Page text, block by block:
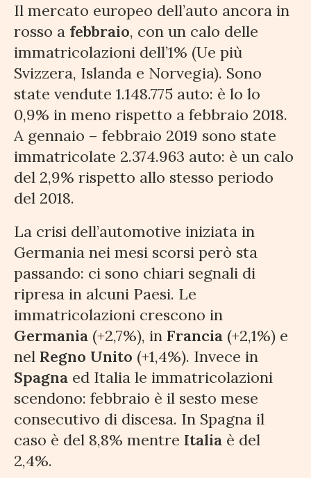
Il mercato europeo dell’auto ancora in
rosso a febbraio, con un calo delle
immatricolazioni dell’1% (Ue più
Svizzera, Islanda e Norvegia). Sono
state vendute 1.148.775 auto: è lo lo
0,9% in meno rispetto a febbraio 2018.
A gennaio – febbraio 2019 sono state
immatricolate 2.374.963 auto: è un calo
del 2,9% rispetto allo stesso periodo
del 2018.
La crisi dell’automotive iniziata in
Germania nei mesi scorsi però sta
passando: ci sono chiari segnali di
ripresa in alcuni Paesi. Le
immatricolazioni crescono in
Germania (+2,7%), in Francia (+2,1%) e
nel Regno Unito (+1,4%). Invece in
Spagna ed Italia le immatricolazioni
scendono: febbraio è il sesto mese
consecutivo di discesa. In Spagna il
caso è del 8,8% mentre Italia è del
2,4%.